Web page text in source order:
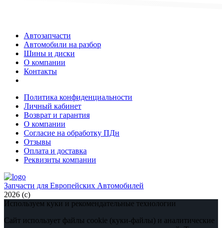
Автозапчасти
Автомобили на разбор
Шины и диски
О компании
Контакты
Политика конфиденциальности
Личный кабинет
Возврат и гарантия
О компании
Согласие на обработку ПДн
Отзывы
Оплата и доставка
Реквизиты компании
Запчасти для Европейских Автомобилей
2026 (с)
Используем куки и рекомендательные технологии
Сайт использует файлы cookie (куки-файлы) и аналитические